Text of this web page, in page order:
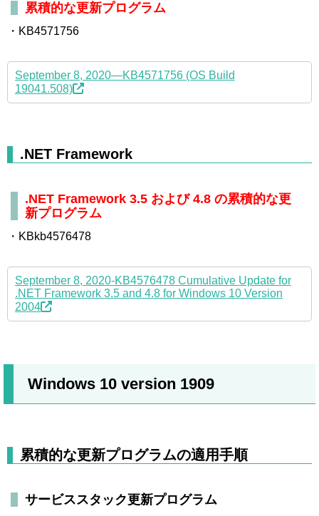
累積的な更新プログラム
・KB4571756
September 8, 2020—KB4571756 (OS Build
19041.508)
.NET Framework
.NET Framework 3.5 および 4.8 の累積的な更
新プログラム
・KBkb4576478
September 8, 2020-KB4576478 Cumulative Update for
.NET Framework 3.5 and 4.8 for Windows 10 Version
2004
Windows 10 version 1909
累積的な更新プログラムの適用手順
サービススタック更新プログラム